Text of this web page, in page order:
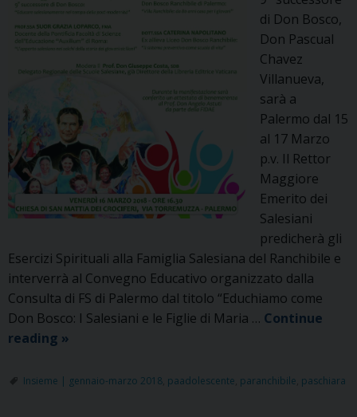
di Don Bosco,
Don Pascual
Chavez
Villanueva,
sarà a
Palermo dal 15
al 17 Marzo
p.v. Il Rettor
Maggiore
Emerito dei
Salesiani
predicherà gli
Esercizi Spirituali alla Famiglia Salesiana del Ranchibile e
interverrà al Convegno Educativo organizzato dalla
Consulta di FS di Palermo dal titolo “Educhiamo come
Don Bosco: I Salesiani e le Figlie di Maria … Continue
reading Educhiamo
don
»
Insieme | gennaio-marzo 2018 paadolescente paranchibile paschiara